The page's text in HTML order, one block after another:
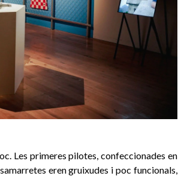
Les primeres pilotes, confeccionades en
eren gruixudes i poc funcionals,